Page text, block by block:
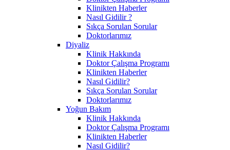
Klinikten Haberler
Nasıl Gidilir ?
Sıkça Sorulan Sorular
Doktorlarımız
Diyaliz
Klinik Hakkında
Doktor Çalışma Programı
Klinikten Haberler
Nasıl Gidilir?
Sıkça Sorulan Sorular
Doktorlarımız
Yoğun Bakım
Klinik Hakkında
Doktor Çalışma Programı
Klinikten Haberler
Nasıl Gidilir?